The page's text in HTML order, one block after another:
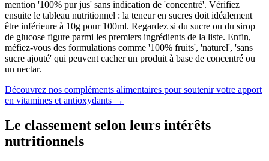
mention '100% pur jus' sans indication de 'concentré'. Vérifiez
ensuite le tableau nutritionnel : la teneur en sucres doit idéalement
être inférieure à 10g pour 100ml. Regardez si du sucre ou du sirop
de glucose figure parmi les premiers ingrédients de la liste. Enfin,
méfiez-vous des formulations comme '100% fruits', 'naturel', 'sans
sucre ajouté' qui peuvent cacher un produit à base de concentré ou
un nectar.
Découvrez nos compléments alimentaires pour soutenir votre apport
en vitamines et antioxydants →
Le classement selon leurs intérêts
nutritionnels